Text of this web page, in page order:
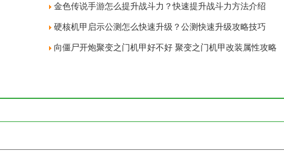
金色传说手游怎么提升战斗力？快速提升战斗力方法介绍
硬核机甲启示公测怎么快速升级？公测快速升级攻略技巧
向僵尸开炮聚变之门机甲好不好 聚变之门机甲改装属性攻略